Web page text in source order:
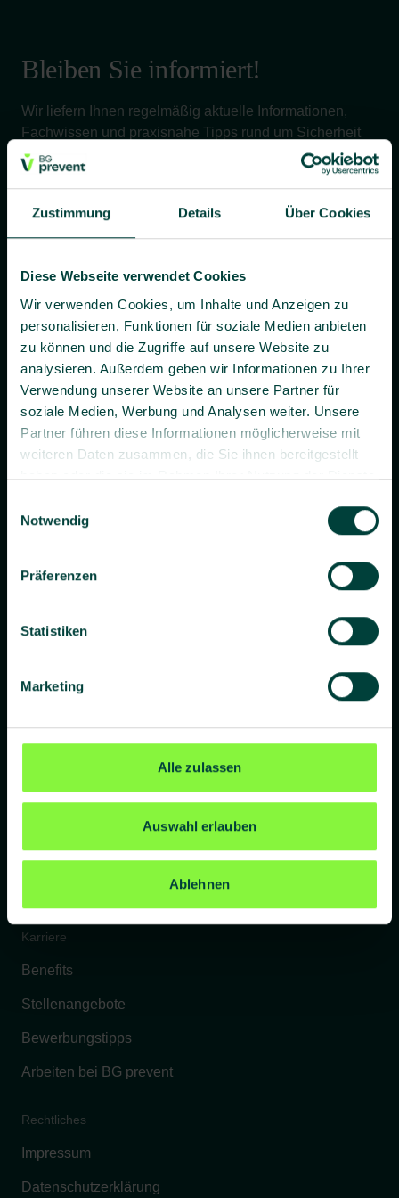
Zustimmung Details Über Cookies
Diese Webseite verwendet Cookies
Wir verwenden Cookies, um Inhalte und Anzeigen zu
personalisieren, Funktionen für soziale Medien anbieten
zu können und die Zugriffe auf unsere Website zu
analysieren. Außerdem geben wir Informationen zu Ihrer
Verwendung unserer Website an unsere Partner für
soziale Medien, Werbung und Analysen weiter. Unsere
Partner führen diese Informationen möglicherweise mit
weiteren Daten zusammen, die Sie ihnen bereitgestellt
haben oder die sie im Rahmen Ihrer Nutzung der Dienste
Notwendig
Präferenzen
Statistiken
Marketing
Alle zulassen
Auswahl erlauben
Ablehnen
Bleiben Sie informiert!
Wir liefern Ihnen regelmäßig aktuelle Informationen,
Fachwissen und praxisnahe Tipps rund um Sicherheit
und Gesundheit bei der Arbeit – verständlich, relevant
und zuverlässig.
Ja, ich willige bis auf Widerruf ein, dass BG prevent mir
zusenden darf.
Es gilt unsereDatenschutzerklärung.
Blog
Lieferanten
Kontakt
Karriere
Benefits
Stellenangebote
Bewerbungstipps
Arbeiten bei BG prevent
Rechtliches
Impressum
Datenschutzerklärung